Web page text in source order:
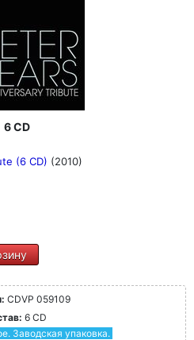
6 CD
(6 CD) (2010)
CDVP 059109
6 CD
Заводская упаковка.